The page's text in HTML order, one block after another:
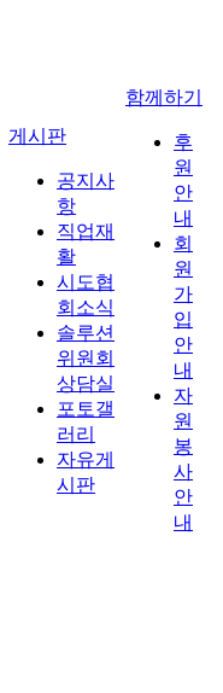
게시판
공지사
항
직업재
활
시도협
회소식
솔루션
위원회
상담실
포토갤
러리
자유게
시판
함께하기
후
원
안
내
회
원
가
입
안
내
자
원
봉
사
안
내